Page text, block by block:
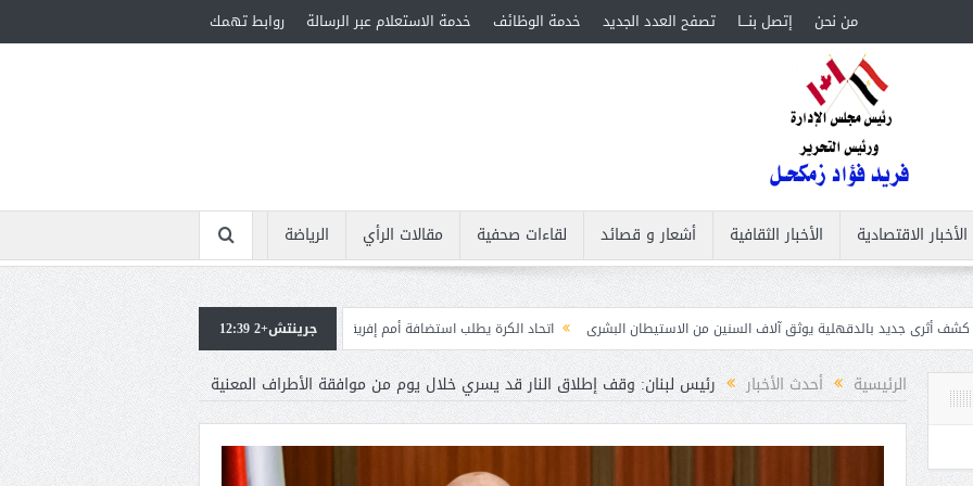
من نحن إتصل بنـــا تصفح العدد الجديد خدمة الوظائف خدمة الاستعلام عبر الرسالة روابط تهمك
الأخبار الاقتصادية الأخبار الثقافية أشعار و قصائد لقاءات صحفية مقالات الرأي
الرياضة
يوثق آلاف السنين من الاستيطان البشرى اتحاد الكرة يطلب استضافة أمم إفريقيا تحت 23 عامًا المؤهلة لأولمبياد 2028
إسبانيا تعيد فرض الرقابة على
جرينتش+2 12:39
الرئيسية أحدث الأخبار رئيس لبنان: وقف إطلاق النار قد يسري خلال يوم من موافقة الأطراف المعنية